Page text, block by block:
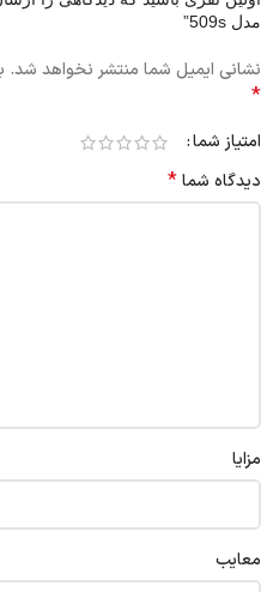
مدل 509s”
نشانی ایمیل شما منتشر نخواهد شد.
*
امتیاز شما
دیدگاه شما*
مزایا
معایب